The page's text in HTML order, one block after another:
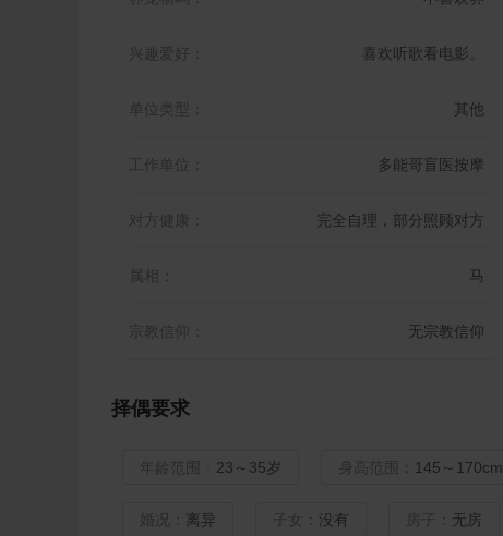
兴趣爱好： 喜欢听歌看电影。
单位类型： 其他
工作单位： 多能哥盲医按摩
对方健康： 完全自理，部分照顾对方
属相： 马
宗教信仰： 无宗教信仰
择偶要求
年龄范围： 23～35岁 身高范围： 145～170cm
婚况： 离异 子女： 没有 房子： 无房